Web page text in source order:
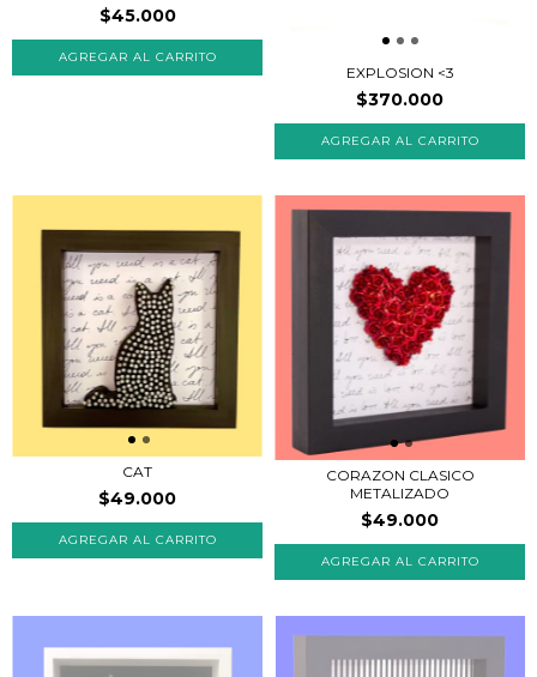
$45.000
EXPLOSION <3
$370.000
CAT
$49.000
AGREGAR AL CARRITO
CORAZON CLASICO
METALIZADO
$49.000
AGREGAR AL CARRITO